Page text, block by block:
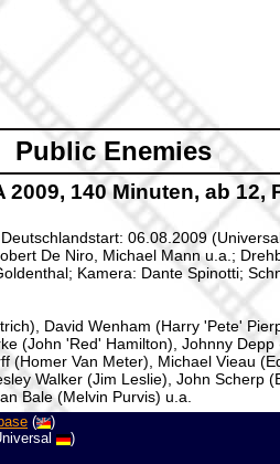
Public Enemies
2009, 140 Minuten, ab 12,
06.08.2009
De Niro, Michael Mann u.a.;
Kamera: Dante Spinotti;
David Wenham (Harry 'Pete'
(John 'Red' Hamilton), Johnny
(Homer Van Meter), Michael Vieau
Walker (Jim Leslie), John Scherp
Bale (Melvin Purvis) u.a.
(
)
)